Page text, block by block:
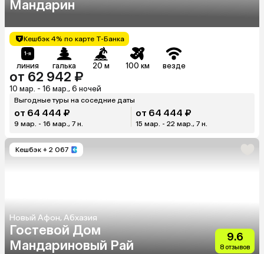
Мандарин
Кешбэк 4% по карте Т-Банка
линия галька 20 м 100 км везде
от 62 942 ₽
10 мар. - 16 мар., 6 ночей
Выгодные туры на соседние даты
от 64 444 ₽
9 мар. - 16 мар., 7 н.
от 64 444 ₽
15 мар. - 22 мар., 7 н.
Кешбэк + 2 067
Новый Афон, Абхазия
Гостевой Дом
Мандариновый Рай
9.6
8 отзывов